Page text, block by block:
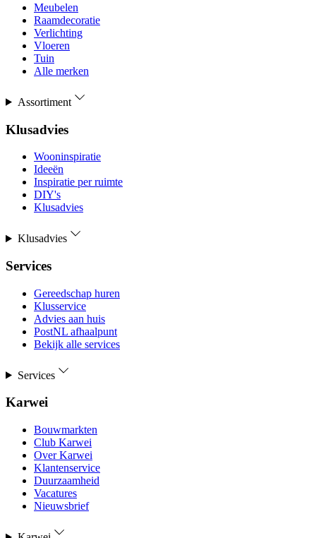
Meubelen
Raamdecoratie
Verlichting
Vloeren
Tuin
Alle merken
Assortiment
Klusadvies
Wooninspiratie
Ideeën
Inspiratie per ruimte
DIY's
Klusadvies
Klusadvies
Services
Gereedschap huren
Klusservice
Advies aan huis
PostNL afhaalpunt
Bekijk alle services
Services
Karwei
Bouwmarkten
Club Karwei
Over Karwei
Klantenservice
Duurzaamheid
Vacatures
Nieuwsbrief